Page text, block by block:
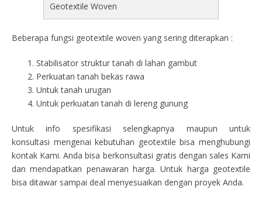
Geotextile Woven
Beberapa fungsi geotextile woven yang sering diterapkan :
Stabilisator struktur tanah di lahan gambut
Perkuatan tanah bekas rawa
Untuk tanah urugan
Untuk perkuatan tanah di lereng gunung
Untuk info spesifikasi selengkapnya maupun untuk
konsultasi mengenai kebutuhan geotextile bisa menghubungi
kontak Kami. Anda bisa berkonsultasi gratis dengan sales Kami
dan mendapatkan penawaran harga. Untuk harga geotextile
bisa ditawar sampai deal menyesuaikan dengan proyek Anda.